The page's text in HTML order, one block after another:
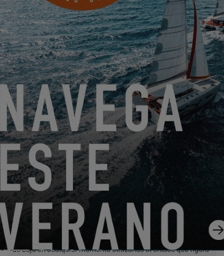
Friendly Captcha
Procesar su solicitud requiere la transferencia de los datos
personales ingresados ​​en los campos obligatorios de este
formulario al concesionario que haya seleccionado para que
pueda contactarlo nuevamente. Al hacer clic en el botón
“ENVIAR”, confirma su aceptación de la transferencia de
estos datos.
ENVIAR
EXCESS se refiere a Construction Navale Bordeaux actuando
en calidad de responsable del tratamiento de datos. Sus datos
personales son tratados con el fin de responder a su solicitud,
gestionar nuestra relación con usted y, si así lo ha elegido,
enviarle nuestras comunicaciones (en este caso, puede darse
de baja en cualquier momento utilizando el enlace que figura